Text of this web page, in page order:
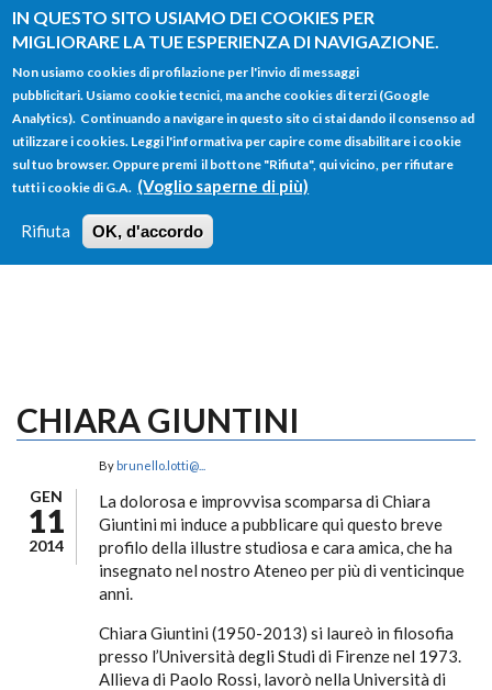
IN QUESTO SITO USIAMO DEI COOKIES PER
MIGLIORARE LA TUE ESPERIENZA DI NAVIGAZIONE.
Non usiamo cookies di profilazione per l'invio di messaggi
pubblicitari. Usiamo cookie tecnici, ma anche cookies di terzi (Google
Analytics). Continuando a navigare in questo sito ci stai dando il consenso ad
utilizzare i cookies. Leggi l'informativa per capire come disabilitare i cookie
sul tuo browser. Oppure premi il bottone "Rifiuta", qui vicino, per rifiutare
tutti i cookie di G.A. (Voglio saperne di più)
Rifiuta OK, d'accordo
Salta al contenuto principale
FORM
DI
RICERCA
Main menu
HOME TUTTI I PROFILI
LOGIN
CHIARA GIUNTINI
GEN
11
2014
By brunello.lotti@...
La dolorosa e improvvisa scomparsa di Chiara
Giuntini mi induce a pubblicare qui questo breve
profilo della illustre studiosa e cara amica, che ha
insegnato nel nostro Ateneo per più di venticinque
anni.
Chiara Giuntini (1950-2013) si laureò in filosofia
presso l’Università degli Studi di Firenze nel 1973.
Allieva di Paolo Rossi, lavorò nella Università di